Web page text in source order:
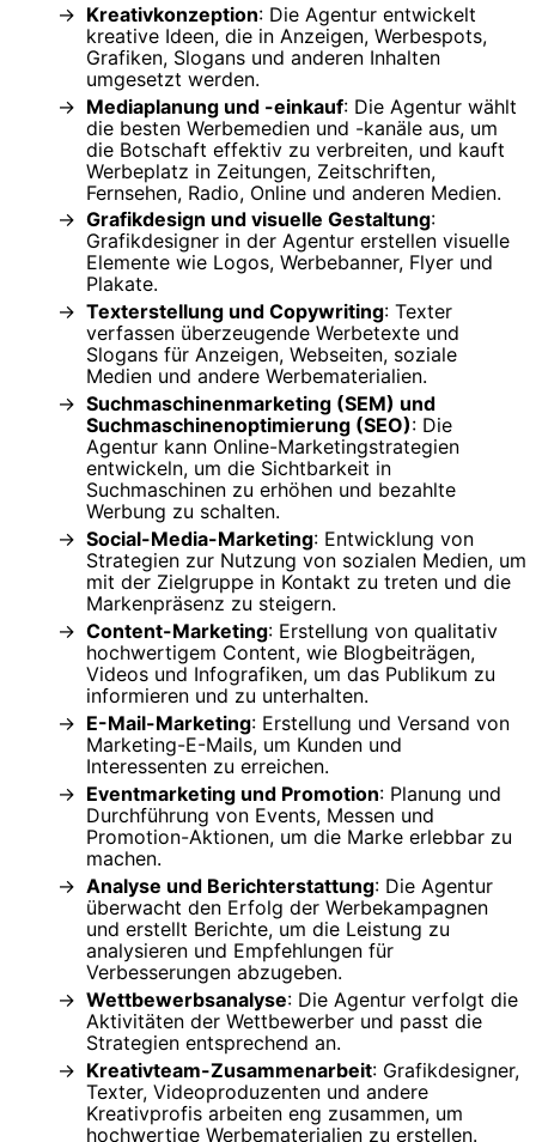
Kreativkonzeption: Die Agentur entwickelt
kreative Ideen, die in Anzeigen, Werbespots,
Grafiken, Slogans und anderen Inhalten
umgesetzt werden.
Mediaplanung und -einkauf: Die Agentur wählt
die besten Werbemedien und -kanäle aus, um
die Botschaft effektiv zu verbreiten, und kauft
Werbeplatz in Zeitungen, Zeitschriften,
Fernsehen, Radio, Online und anderen Medien.
Grafikdesign und visuelle Gestaltung:
Grafikdesigner in der Agentur erstellen visuelle
Elemente wie Logos, Werbebanner, Flyer und
Plakate.
Texterstellung und Copywriting: Texter
verfassen überzeugende Werbetexte und
Slogans für Anzeigen, Webseiten, soziale
Medien und andere Werbematerialien.
Suchmaschinenmarketing (SEM) und
Suchmaschinenoptimierung (SEO): Die
Agentur kann Online-Marketingstrategien
entwickeln, um die Sichtbarkeit in
Suchmaschinen zu erhöhen und bezahlte
Werbung zu schalten.
Social-Media-Marketing: Entwicklung von
Strategien zur Nutzung von sozialen Medien, um
mit der Zielgruppe in Kontakt zu treten und die
Markenpräsenz zu steigern.
Content-Marketing: Erstellung von qualitativ
hochwertigem Content, wie Blogbeiträgen,
Videos und Infografiken, um das Publikum zu
informieren und zu unterhalten.
E-Mail-Marketing: Erstellung und Versand von
Marketing-E-Mails, um Kunden und
Interessenten zu erreichen.
Eventmarketing und Promotion: Planung und
Durchführung von Events, Messen und
Promotion-Aktionen, um die Marke erlebbar zu
machen.
Analyse und Berichterstattung: Die Agentur
überwacht den Erfolg der Werbekampagnen
und erstellt Berichte, um die Leistung zu
analysieren und Empfehlungen für
Verbesserungen abzugeben.
Wettbewerbsanalyse: Die Agentur verfolgt die
Aktivitäten der Wettbewerber und passt die
Strategien entsprechend an.
Kreativteam-Zusammenarbeit: Grafikdesigner,
Texter, Videoproduzenten und andere
Kreativprofis arbeiten eng zusammen, um
hochwertige Werbematerialien zu erstellen.